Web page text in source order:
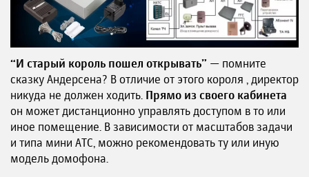
“И старый король пошел открывать” — помните
сказку Андерсена? В отличие от этого короля , директор
никуда не должен ходить. Прямо из своего кабинета
он может дистанционно управлять доступом в то или
иное помещение. В зависимости от масштабов задачи
и типа мини АТС, можно рекомендовать ту или иную
модель домофона.